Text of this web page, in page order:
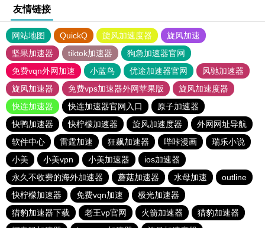
友情链接
网站地图 QuickQ 旋风加速度器
旋风加速
坚果加速器
tiktok加速器
狗急加速器官网
免费vqn外网加速
小蓝鸟 优途加速器官网
风驰加速器
旋风加速器
免费vps加速器外网苹果版
旋风加速度器
快连加速器
快连加速器官网入口
原子加速器
快鸭加速器
快柠檬加速器 旋风加速度器
外网网址导航
软件中心
雷霆加速 狂飙加速器 哔咔漫画
瑞乐小说
小美
小美vpn 小美加速器
ios加速器
永久不收费的海外加速器
蘑菇加速器 水母加速
outline
快柠檬加速器
免费vqn加速
极光加速器
猎豹加速器下载
老王vp官网 火箭加速器
猎豹加速器